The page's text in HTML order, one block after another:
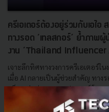
ครีเอเตอร์ต้องอยู่ร่วมกับเอไ
ทางรอด ‘เทลสกอร์’ ย้ำภา
งาน ‘Thailand
เจาะลึกทิศทางวงการครีเอเตอร์ใ
เมื่อ AI กลายเป็นผู้ช่วยสำคัญ ทาง
แข็งแกร่ง อ่านบทสรุปเทรนด์ โอก
| ByTechsauce Team